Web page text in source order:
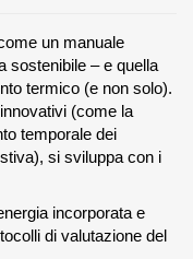
un manuale
sostenibile – e quella
termico (e non solo).
(come la
temporale dei
si sviluppa con i
incorporata e
di valutazione del